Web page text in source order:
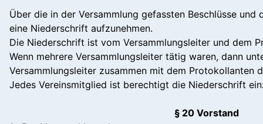
Über die in der Versammlung gefassten Beschlüsse und
eine Niederschrift aufzunehmen.
Die Niederschrift ist vom Versammlungsleiter und dem
Wenn mehrere Versammlungsleiter tätig waren, dann
Versammlungsleiter zusammen mit dem Protokollanten
Jedes Vereinsmitglied ist berechtigt die Niederschrift
§ 20 Vorstand